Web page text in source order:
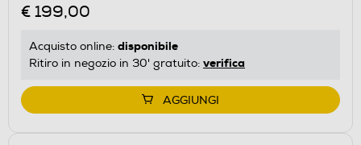
€ 199,00
Acquisto online: disponibile
Ritiro in negozio in 30' gratuito: verifica
AGGIUNGI